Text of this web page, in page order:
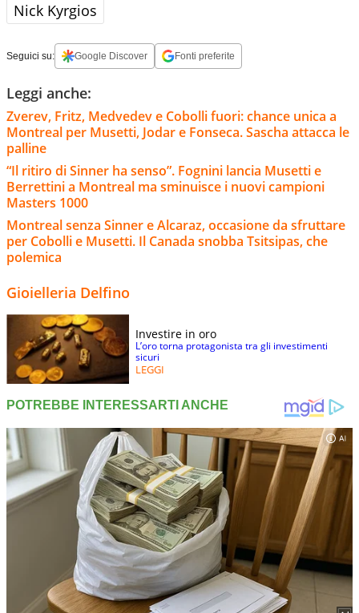
Nick Kyrgios
Seguici su: Google Discover Fonti preferite
Leggi anche:
Zverev, Fritz, Medvedev e Cobolli fuori: chance unica a
Montreal per Musetti, Jodar e Fonseca. Sascha attacca le
palline
“Il ritiro di Sinner ha senso”. Fognini lancia Musetti e
Berrettini a Montreal ma sminuisce i nuovi campioni
Masters 1000
Montreal senza Sinner e Alcaraz, occasione da sfruttare
per Cobolli e Musetti. Il Canada snobba Tsitsipas, che
polemica
Gioielleria Delfino
Investire in oro
L’oro torna protagonista tra gli investimenti
sicuri
LEGGI